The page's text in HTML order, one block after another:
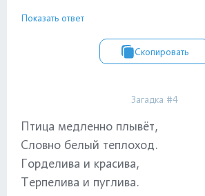
Показать ответ
Скопировать
Загадка #4
Птица медленно плывёт,
Словно белый теплоход.
Горделива и красива,
Терпелива и пуглива.